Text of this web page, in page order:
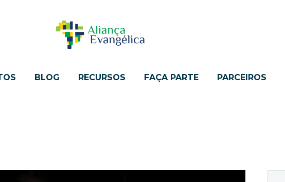
BLOG RECURSOS FAÇA PARTE PARCEIROS